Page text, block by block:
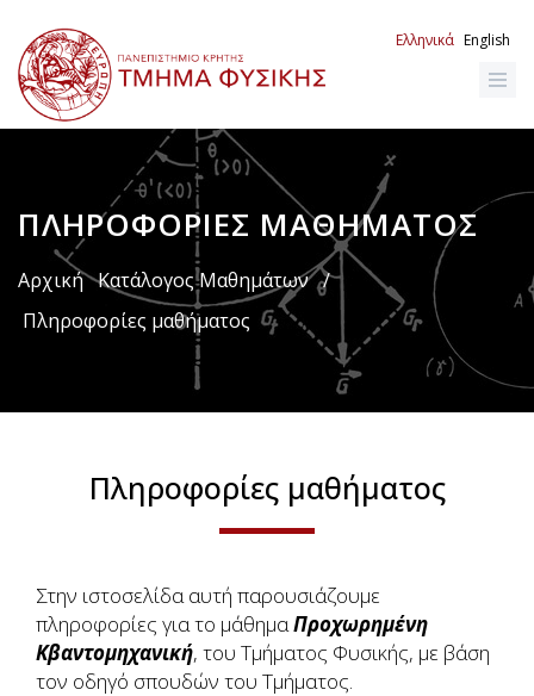
προς
το
κυρίως
περιεχόμενο
Ελληνικά English
ΠΛΗΡΟΦΟΡΊΕΣ ΜΑΘΉΜΑΤΟΣ
Breadcrumb
Αρχική Κατάλογος Μαθημάτων /
Πληροφορίες μαθήματος
Πληροφορίες μαθήματος
Στην ιστοσελίδα αυτή παρουσιάζουμε
πληροφορίες για το μάθημαΠροχωρημένη
Κβαντομηχανική, του Τμήματος Φυσικής, με βάση
τον οδηγό σπουδών του Τμήματος.